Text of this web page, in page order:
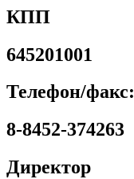
КПП
645201001
Телефон/факс:
8-8452-374263
Директор